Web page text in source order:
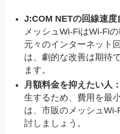
J:COM NETの回線速度
メッシュWi-FiはWi-Fi
元々のインターネット
は、劇的な改善は期待
ます。
月額料金を抑えたい人：
生するため、費用を最
は、市販のメッシュ
討しましょう。